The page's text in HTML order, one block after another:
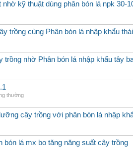
nhờ kỹ thuật dùng phân bón lá npk 30-
trồng cùng Phân bón lá nhập khẩu
trồng nhờ Phân bón lá nhập khẩu tây
thường
cây trồng với phân bón lá nhập
bón lá mx bo tăng năng suất cây trồng